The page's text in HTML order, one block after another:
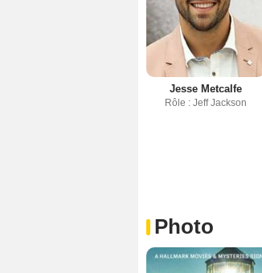
Jesse Metcalfe
Rôle : Jeff Jackson
Photo